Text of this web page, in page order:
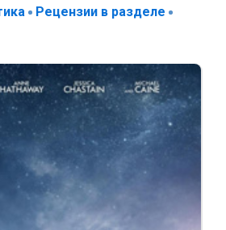
Рецензии в разделе